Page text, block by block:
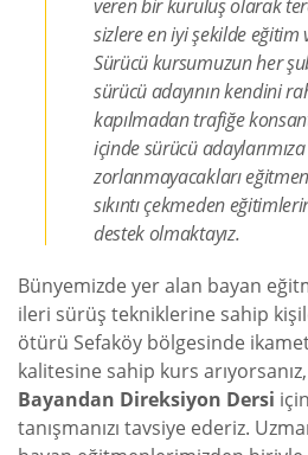
veren bir kuruluş olarak
sizlere en iyi şekilde eğitim
Sürücü kursumuzun her
sürücü adayının kendini
kapılmadan trafiğe
içinde sürücü
zorlanmayacakları
sıkıntı çekmeden
destek olmaktayız.
Bünyemizde yer alan bayan
ileri sürüş tekniklerine sahip
ötürü Sefaköy bölgesinde
kalitesine sahip kurs
Bayandan Direksiyon Dersi
tanışmanızı tavsiye ederiz.